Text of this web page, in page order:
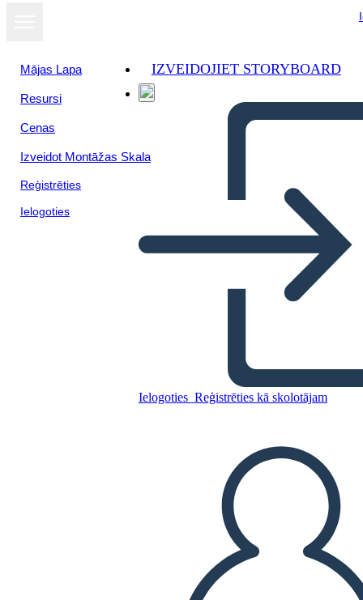
Mājas Lapa
Resursi
Cenas
Izveidot Montāžas Skala
Reģistrēties
Ielogoties
IZVEIDOJIET STORYBOARD
Ielogoties Reģistrēties kā skolotājam
מפת התווים
Kopējiet šo stāstu tabulu
IZVEIDOT STĀSTU SHĒMU
ATSKAŅOT SLAIDRĀDI